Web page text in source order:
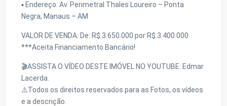
▪️ Endereço: Av. Perimetral Thales Loureiro – Ponta
Negra, Manaus – AM
VALOR DE VENDA: De: R$ 3.650.000 por R$ 3.400.000
***Aceita Financiamento Bancário!
🎬ASSISTA O VÍDEO DESTE IMÓVEL NO YOUTUBE: Edmar
Lacerda.
⚠️Todos os direitos reservados para as Fotos, os vídeos
e a descrição.